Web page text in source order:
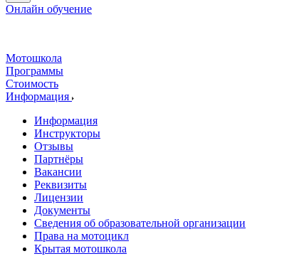
Онлайн обучение
Мотошкола
Программы
Стоимость
Информация
Информация
Инструкторы
Отзывы
Партнёры
Вакансии
Реквизиты
Лицензии
Документы
Сведения об образовательной организации
Права на мотоцикл
Крытая мотошкола